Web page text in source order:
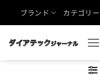
ブランド カテゴリー